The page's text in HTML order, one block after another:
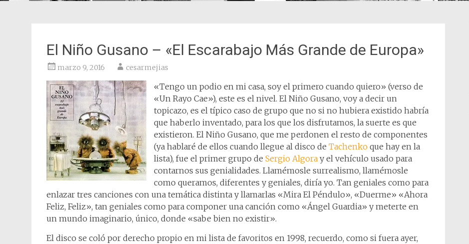
El Niño Gusano – «El Escarabajo Más Grande de Europa»
marzo 9, 2016 cesarmejias
«Tengo un podio en mi casa, soy el primero cuando quiero» (verso de
«Un Rayo Cae»), este es el nivel. El Niño Gusano, voy a decir un
topicazo, es el típico caso de grupo que no si no hubiera existido habría
que haberlo inventado, para los que los disfrutamos, la suerte es que
existieron. El Niño Gusano, que me perdonen el resto de componentes
(ya hablaré de ellos cuando llegue al disco de Tachenko que hay en la
lista), fue el primer grupo de Sergio Algora y el vehículo usado para
contarnos sus genialidades. Llamémosle surrealismo, llamémosle
como queramos, diferentes y geniales, diría yo. Tan geniales como para
enlazar tres canciones con una temática distinta y llamarlas «Mira El Péndulo», «Duerme» «Ahora
Feliz, Feliz», tan geniales como para componer una canción como «Ángel Guardia» y meterte en
un mundo imaginario, único, donde «sabe bien no existir».
El disco se coló por derecho propio en mi lista de favoritos en 1998, recuerdo, como si fuera ayer,